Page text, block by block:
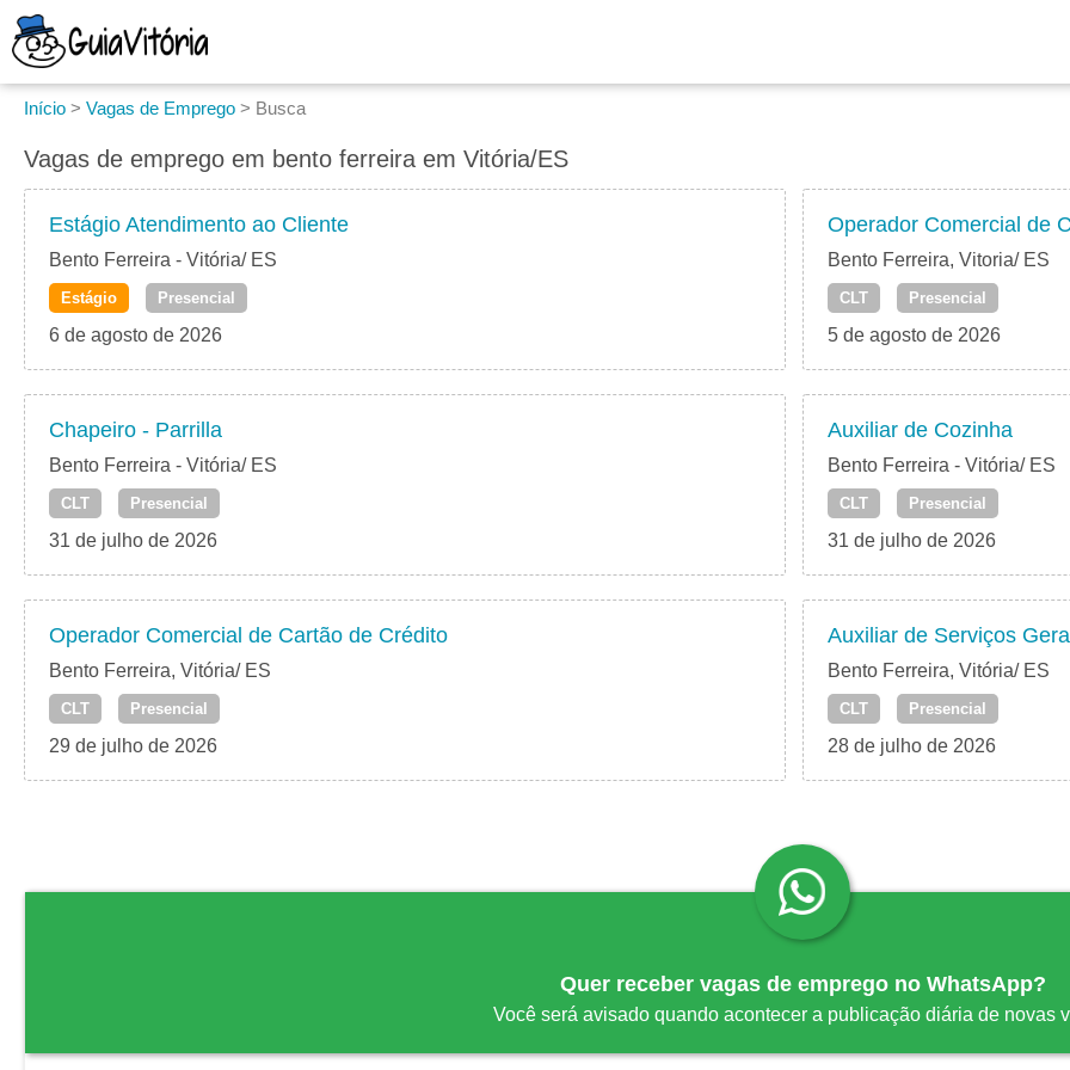
Início > Vagas de Emprego > Busca
Vagas de emprego em bento ferreira em Vitória/ES
Estágio Atendimento ao Cliente
Bento Ferreira - Vitória/ ES
Estágio Presencial
6 de agosto de 2026
Operador Comercial de
Bento Ferreira, Vitoria/ ES
CLT Presencial
5 de agosto de 2026
Chapeiro - Parrilla
Bento Ferreira - Vitória/ ES
CLT Presencial
31 de julho de 2026
Auxiliar de Cozinha
Bento Ferreira - Vitória/ ES
CLT Presencial
31 de julho de 2026
Operador Comercial de Cartão de Crédito
Bento Ferreira, Vitória/ ES
CLT Presencial
29 de julho de 2026
Auxiliar de Serviços
Bento Ferreira, Vitória/ ES
CLT Presencial
28 de julho de 2026
Quer receber vagas de emprego no WhatsApp?
Você será avisado quando acontecer a publicação diária de novas